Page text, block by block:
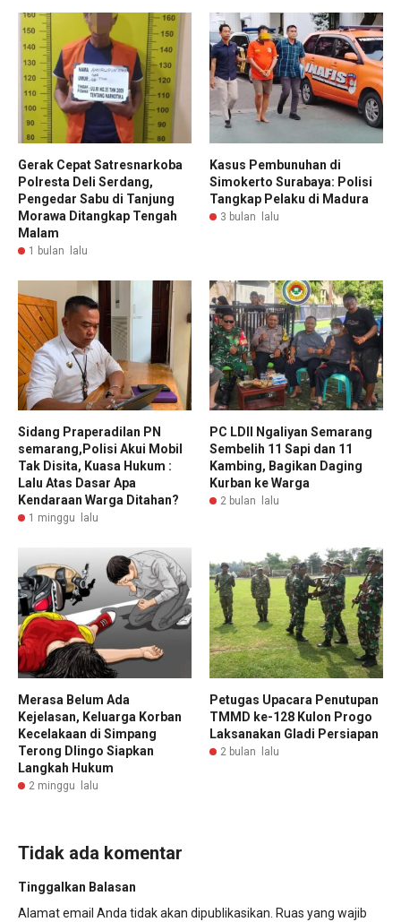
Gerak Cepat Satresnarkoba
Polresta Deli Serdang,
Pengedar Sabu di Tanjung
Morawa Ditangkap Tengah
Malam
1 bulan lalu
Kasus Pembunuhan di
Simokerto Surabaya: Polisi
Tangkap Pelaku di Madura
3 bulan lalu
Sidang Praperadilan PN
semarang,Polisi Akui Mobil
Tak Disita, Kuasa Hukum :
Lalu Atas Dasar Apa
Kendaraan Warga Ditahan?
1 minggu lalu
PC LDII Ngaliyan Semarang
Sembelih 11 Sapi dan 11
Kambing, Bagikan Daging
Kurban ke Warga
2 bulan lalu
Merasa Belum Ada
Kejelasan, Keluarga Korban
Kecelakaan di Simpang
Terong Dlingo Siapkan
Langkah Hukum
2 minggu lalu
Petugas Upacara Penutupan
TMMD ke-128 Kulon Progo
Laksanakan Gladi Persiapan
2 bulan lalu
Tidak ada komentar
Tinggalkan Balasan
Alamat email Anda tidak akan dipublikasikan. Ruas yang wajib